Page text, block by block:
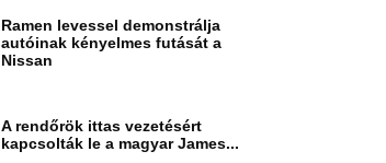
Ramen levessel demonstrálja
autóinak kényelmes futását a
Nissan
A rendőrök ittas vezetésért
kapcsolták le a magyar James...